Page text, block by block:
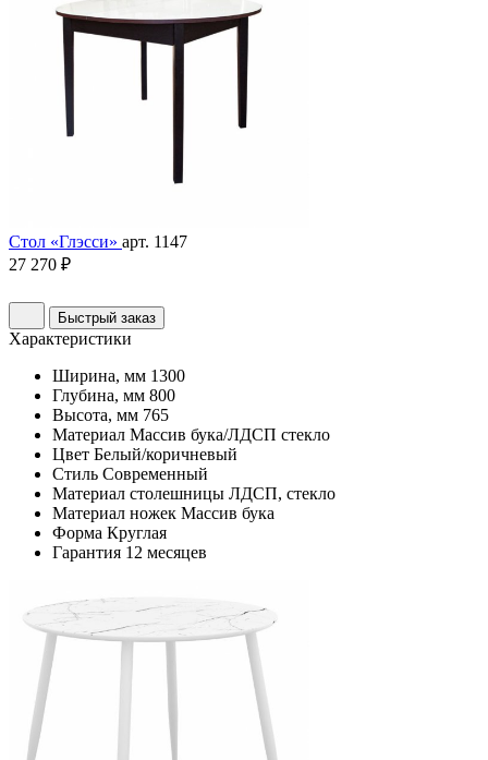
Стол «Глэсси» арт. 1147
27 270 ₽
Быстрый заказ
Характеристики
Ширина, мм 1300
Глубина, мм 800
Высота, мм 765
Материал Массив бука/ЛДСП стекло
Цвет Белый/коричневый
Стиль Современный
Материал столешницы ЛДСП, стекло
Материал ножек Массив бука
Форма Круглая
Гарантия 12 месяцев